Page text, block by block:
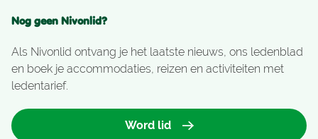
Nog geen Nivonlid?
Als Nivonlid ontvang je het laatste nieuws, ons ledenblad
en boek je accommodaties, reizen en activiteiten met
ledentarief.
Word lid